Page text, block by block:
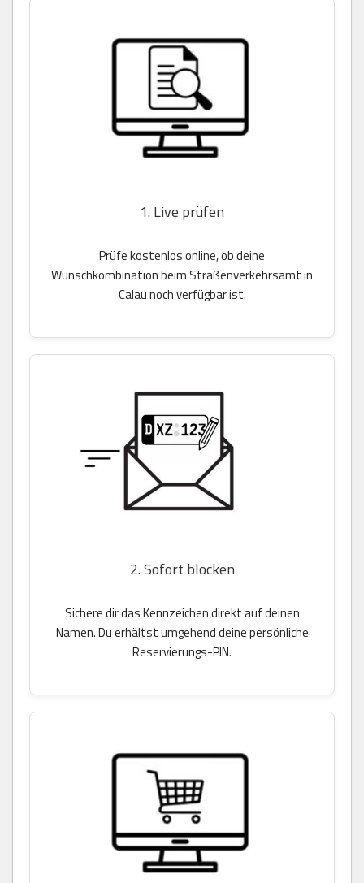
1. Live prüfen
Prüfe kostenlos online, ob deine
Wunschkombination beim Straßenverkehrsamt in
Calau noch verfügbar ist.
2. Sofort blocken
Sichere dir das Kennzeichen direkt auf deinen
Namen. Du erhältst umgehend deine persönliche
Reservierungs-PIN.